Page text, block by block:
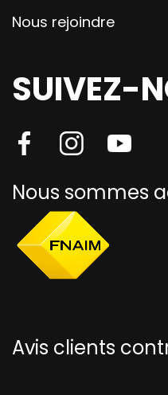
Nous rejoindre
SUIVEZ-
Nous sommes
Avis clients